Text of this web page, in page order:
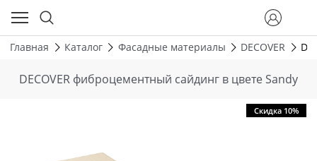
Главная Каталог Фасадные материалы DECOVER
DECOVER фиброцементный сайдинг в цвете Sandy
Скидка 10%